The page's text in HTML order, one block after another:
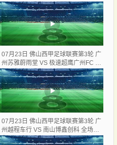
07月23日 佛山西甲足球联赛第3轮 广
州苏雅蔚雨堂 VS 极速超鹰广州FC 全
场录像
07月23日 佛山西甲足球联赛第3轮 广
州越程车行 VS 南山博鑫创科 全场录
像